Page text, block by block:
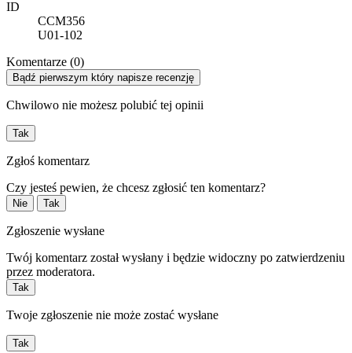
ID
CCM356
U01-102
Komentarze (0)
Bądź pierwszym który napisze recenzję
Chwilowo nie możesz polubić tej opinii
Tak
Zgłoś komentarz
Czy jesteś pewien, że chcesz zgłosić ten komentarz?
Nie Tak
Zgłoszenie wysłane
Twój komentarz został wysłany i będzie widoczny po zatwierdzeniu
przez moderatora.
Tak
Twoje zgłoszenie nie może zostać wysłane
Tak